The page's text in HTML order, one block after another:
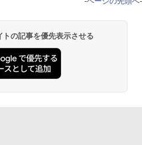
の記事を優先表示させる